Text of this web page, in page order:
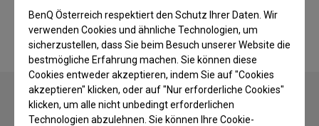
BenQ Österreich respektiert den Schutz Ihrer Daten. Wir
verwenden Cookies und ähnliche Technologien, um
sicherzustellen, dass Sie beim Besuch unserer Website die
bestmögliche Erfahrung machen. Sie können diese
Cookies entweder akzeptieren, indem Sie auf "Cookies
akzeptieren" klicken, oder auf "Nur erforderliche Cookies"
klicken, um alle nicht unbedingt erforderlichen
Technologien abzulehnen. Sie können Ihre Cookie-